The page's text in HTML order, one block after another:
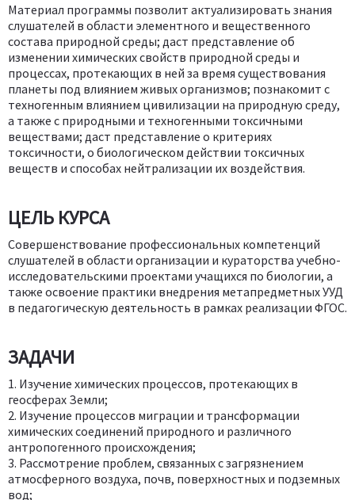
Материал программы позволит актуализировать знания
слушателей в области элементного и вещественного
состава природной среды; даст представление об
изменении химических свойств природной среды и
процессах, протекающих в ней за время существования
планеты под влиянием живых организмов; познакомит с
техногенным влиянием цивилизации на природную среду,
а также с природными и техногенными токсичными
веществами; даст представление о критериях
токсичности, о биологическом действии токсичных
веществ и способах нейтрализации их воздействия.
ЦЕЛЬ КУРСА
Совершенствование профессиональных компетенций
слушателей в области организации и кураторства учебно-
исследовательскими проектами учащихся по биологии, а
также освоение практики внедрения метапредметных УУД
в педагогическую деятельность в рамках реализации ФГОС.
ЗАДАЧИ
1. Изучение химических процессов, протекающих в
геосферах Земли;
2. Изучение процессов миграции и трансформации
химических соединений природного и различного
антропогенного происхождения;
3. Рассмотрение проблем, связанных с загрязнением
атмосферного воздуха, почв, поверхностных и подземных
вод;